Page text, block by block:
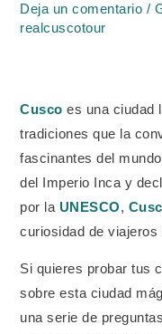
Deja un comentario /
realcuscotour
Cusco es una ciudad
tradiciones que la
fascinantes del
del Imperio Inca y
por la UNESCO,
curiosidad de
Si quieres probar tus
sobre esta ciudad
una serie de